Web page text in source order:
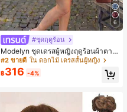
6
#ชุดฤดูร้อน
Modelyn ชุดเดรสผู้หญิงฤดูร้อนผ้าตาข่
ายพิมพ์ลาย คอไม่สมมาตร จับจีบ หรูหร
า เซ็กซี่
#2 ขายดี ใน ดอกไม้ เดรสสั้นผู้หญิง
฿316 -4%